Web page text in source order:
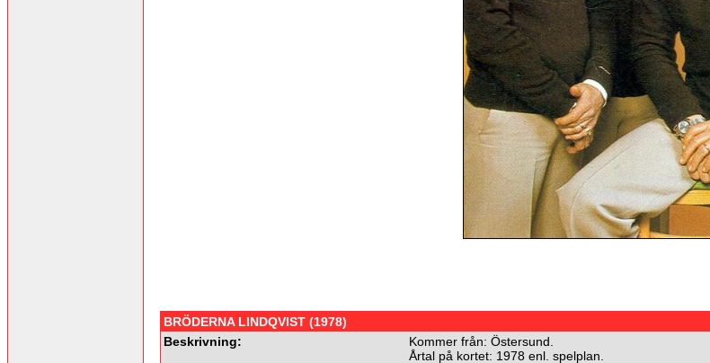
BRÖDERNA LINDQVIST (1978)
Beskrivning:
Kommer från: Östersund.
Årtal på kortet: 1978 enl. spelplan.